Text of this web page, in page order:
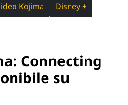
Kojima Disney +
Connecting
su